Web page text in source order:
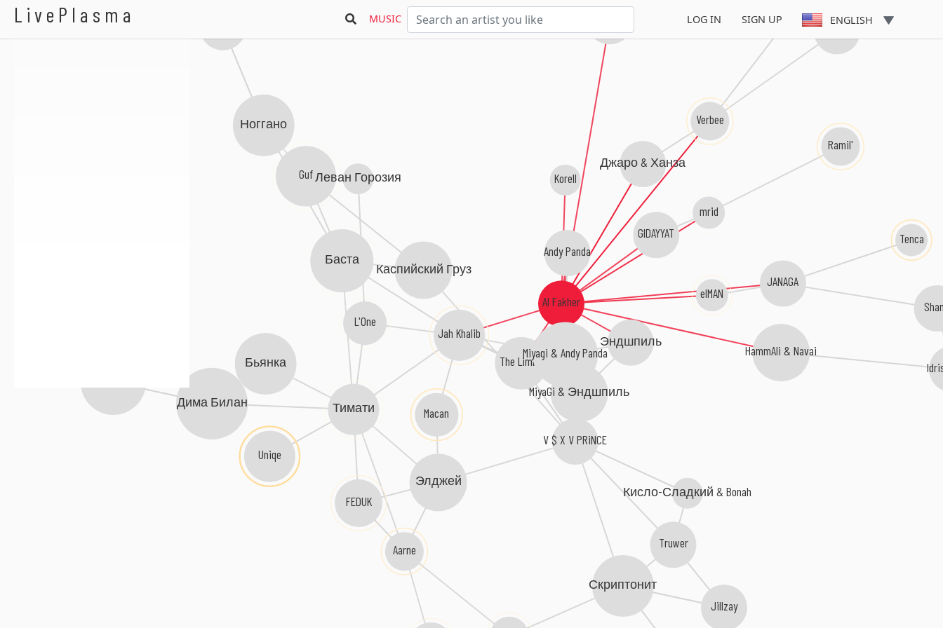
LivePlasma MUSIC LOG IN SIGN UP ENGLISH
Al Fakher
Джаро & Ханза
Verbee
mrid
elMAN
JANAGA
V $ X V PRiNCE
HammAli & Navai
Jah Khalib
The Limba
Korell
GIDAYYAT
Andy Panda
Эндшпиль
Miyagi & Andy Panda
Кисло-Сладкий & Bonah
MiyaGi & Эндшпиль
Macan
Баста
Truwer
Tenca
Скриптонит
Тимати
Ноггано
L'One
Канги
Guf
Дима Билан
Uniqe
Jillzay
FEDUK
Бьянка
Элджей
Каспийский Груз
Ramil'
Aarne
Леван Горозия
Al Fakher